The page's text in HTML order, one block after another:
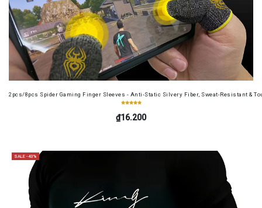
2pcs/8pcs Spider Gaming Finger Sleeves - Anti-Static Silvery Fiber, Sweat-Resistant &
₫16.200
SALE -43%